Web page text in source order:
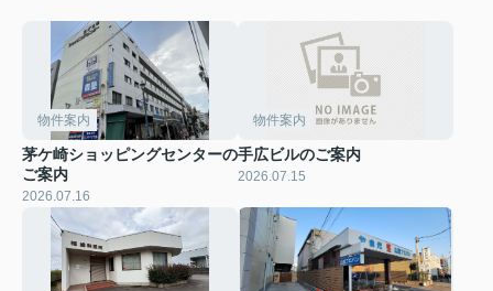
物件案内
茅ケ崎ショッピングセンターの
ご案内
2026.07.16
物件案内
手広ビルのご案内
2026.07.15